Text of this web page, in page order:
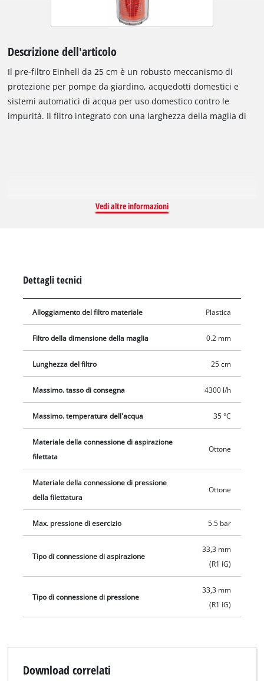
Descrizione dell'articolo
Il pre-filtro Einhell da 25 cm è un robusto meccanismo di
protezione per pompe da giardino, acquedotti domestici e
sistemi automatici di acqua per uso domestico contro le
impurità. Il filtro integrato con una larghezza della maglia di
attraversato non deve superare i 35 ° gradi. Incluso attacco
sotto l'acqua corrente; non deve essere danneggiato durante
particelle di sporco nell'acqua.
Vedi altre informazioni
Dettagli tecnici
Alloggiamento del filtro materiale Plastica
Filtro della dimensione della maglia 0.2 mm
Lunghezza del filtro 25 cm
Massimo. tasso di consegna 4300 l/h
Massimo. temperatura dell'acqua 35 °C
Materiale della connessione di aspirazione
filettata
Ottone
Materiale della connessione di pressione
della filettatura
Ottone
Max. pressione di esercizio 5.5 bar
Tipo di connessione di aspirazione
33,3 mm
(R1 IG)
Tipo di connessione di pressione
33,3 mm
(R1 IG)
Download correlati